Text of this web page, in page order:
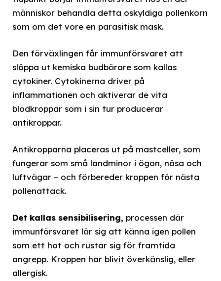
människor behandla detta oskyldiga pollenkorn
som om det vore en parasitisk mask.
Den förväxlingen får immunförsvaret att
släppa ut kemiska budbärare som kallas
cytokiner. Cytokinerna driver på
inflammationen och aktiverar de vita
blodkroppar som i sin tur producerar
antikroppar.
Antikropparna placeras ut på mastceller, som
fungerar som små landminor i ögon, näsa och
luftvägar – och förbereder kroppen för nästa
pollenattack.
Det kallas sensibilisering, processen där
immunförsvaret lär sig att känna igen pollen
som ett hot och rustar sig för framtida
angrepp. Kroppen har blivit överkänslig, eller
allergisk.